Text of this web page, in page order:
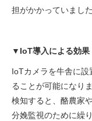
担がかかっていました
▼IoT導入による効果
IoTカメラを牛舎に
ることが可能になり
検知すると、酪農家
分娩監視のために繰